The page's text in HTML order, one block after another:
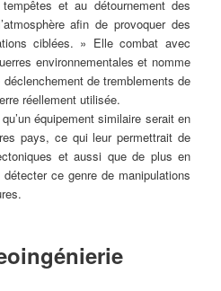
tem­pêtes et au détour­ne­ment des
afin deprovo­querdes
ciblées. » Elle com­bat avec
envi­ron­ne­men­ta­les et nom­me
de trem­blem­ents de
réel­le­ment utilisée.
équi­pe­ment simi­lai­re serait en
pays, ce qui leur per­met­trait de
et aus­si que de plus en
ce gen­re de ma­nipulations